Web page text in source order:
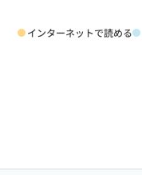
インターネットで読める